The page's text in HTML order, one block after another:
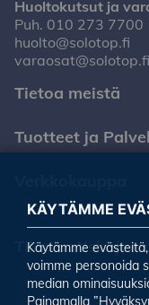
Huoltokutsut ja
Puh. 010 273 7700
huolto@solotop.fi
varaosat@solotop.fi
Tietoa meistä
Tuotteet ja
Tilaa
KÄYTÄMME
Käytämme
voimme personoida
median
Painamalla